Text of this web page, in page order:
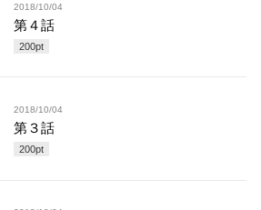
2018/10/04
第４話
200pt
2018/10/04
第３話
200pt